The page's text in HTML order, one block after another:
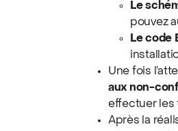
Le
pouvez
Le code
Une fois
aux non-
effectuer les
Après la